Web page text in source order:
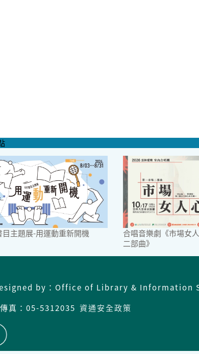
目主題展-用運動重新開機
合唱音樂劇《市場女
二部曲》
by：Office of Library & Information
真：05-5312035 資通安全政策